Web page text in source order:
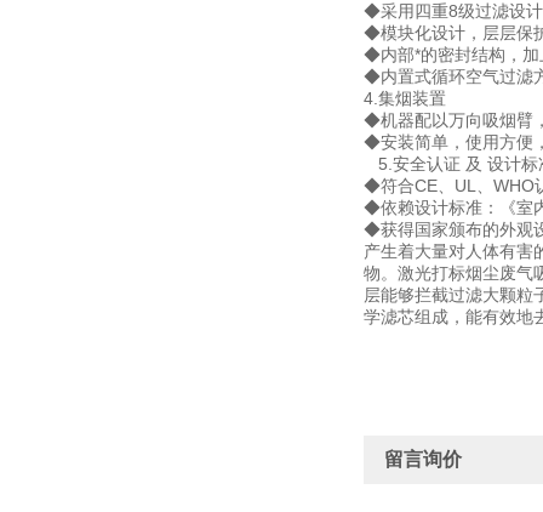
◆采用四重8级过滤设
◆模块化设计，层层保
◆内部*的密封结构，加
◆内置式循环空气过滤
4.集烟装置
◆机器配以万向吸烟臂
◆安装简单，使用方便
5.安全认证 及 设计标
◆符合CE、UL、WHO
◆依赖设计标准：《室
◆获得国家颁布的外观
产生着大量对人体有害
物。激光打标烟尘废气
层能够拦截过滤大颗粒
学滤芯组成，能有效地
留言询价